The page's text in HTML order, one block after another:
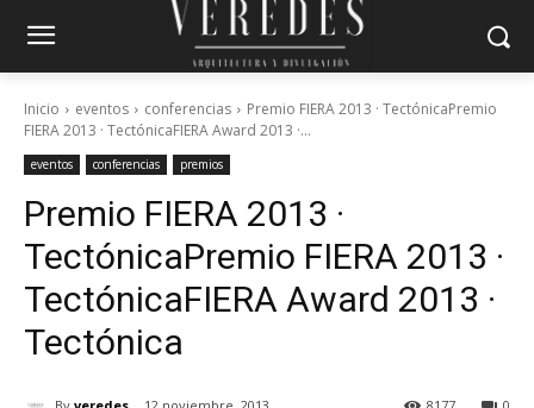
Inicio eventos conferencias
Premio FIERA 2013 · TectónicaPremio
FIERA 2013 · TectónicaFIERA Award 2013 ·...
eventos conferencias premios
Premio FIERA 2013 ·
TectónicaPremio FIERA 2013 ·
TectónicaFIERA Award 2013 ·
Tectónica